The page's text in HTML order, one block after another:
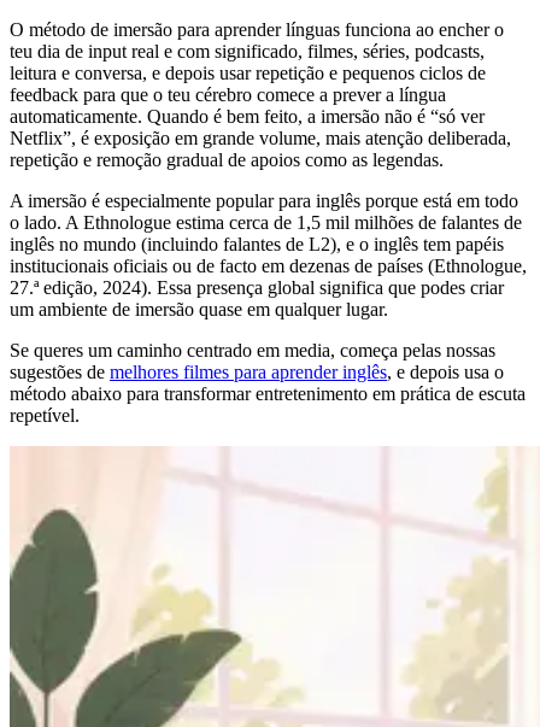
O método de imersão para aprender línguas funciona ao encher o
teu dia de input real e com significado, filmes, séries, podcasts,
leitura e conversa, e depois usar repetição e pequenos ciclos de
feedback para que o teu cérebro comece a prever a língua
automaticamente. Quando é bem feito, a imersão não é “só ver
Netflix”, é exposição em grande volume, mais atenção deliberada,
repetição e remoção gradual de apoios como as legendas.
A imersão é especialmente popular para inglês porque está em todo
o lado. A Ethnologue estima cerca de 1,5 mil milhões de falantes de
inglês no mundo (incluindo falantes de L2), e o inglês tem papéis
institucionais oficiais ou de facto em dezenas de países (Ethnologue,
27.ª edição, 2024). Essa presença global significa que podes criar
um ambiente de imersão quase em qualquer lugar.
Se queres um caminho centrado em media, começa pelas nossas
sugestões de melhores filmes para aprender inglês, e depois usa o
método abaixo para transformar entretenimento em prática de escuta
repetível.